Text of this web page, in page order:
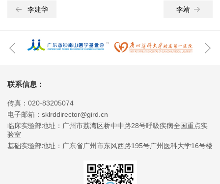
李建华 李靖
联系信息：
传真：020-83205074
电子邮箱：sklrddirector@gird.cn
临床实验部地址：广州市荔湾区桥中中路28号呼吸疾病全国重点实
验室
基础实验部地址：广东省广州市东风西路195号广州医科大学16号楼